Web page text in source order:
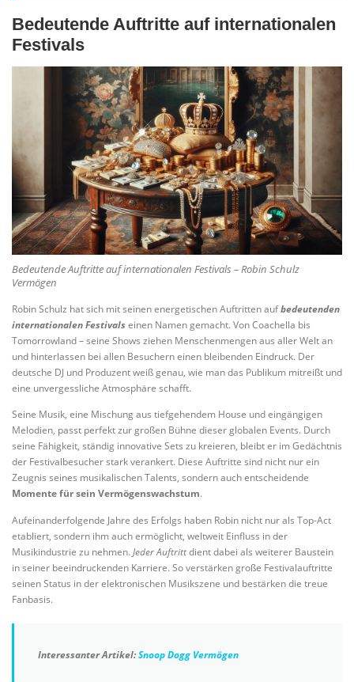
Bedeutende Auftritte auf internationalen
Festivals
Bedeutende Auftritte auf internationalen Festivals – Robin Schulz
Vermögen
Robin Schulz hat sich mit seinen energetischen Auftritten aufbedeutenden
internationalen Festivalseinen Namen gemacht. Von Coachella bis
Tomorrowland – seine Shows ziehen Menschenmengen aus aller Welt an
und hinterlassen bei allen Besuchern einen bleibenden Eindruck. Der
deutsche DJ und Produzent weiß genau, wie man das Publikum mitreißt und
eine unvergessliche Atmosphäre schafft.
Seine Musik, eine Mischung aus tiefgehendem House und eingängigen
Melodien, passt perfekt zur großen Bühne dieser globalen Events. Durch
seine Fähigkeit, ständig innovative Sets zu kreieren, bleibt er im Gedächtnis
der Festivalbesucher stark verankert. Diese Auftritte sind nicht nur ein
Zeugnis seines musikalischen Talents, sondern auch entscheidende
Momente für sein Vermögenswachstum.
Aufeinanderfolgende Jahre des Erfolgs haben Robin nicht nur als Top-Act
etabliert, sondern ihm auch ermöglicht, weltweit Einfluss in der
Musikindustrie zu nehmen. Jeder Auftrittdient dabei als weiterer Baustein
in seiner beeindruckenden Karriere. So verstärken große Festivalauftritte
seinen Status in der elektronischen Musikszene und bestärken die treue
Fanbasis.
Interessanter Artikel:Snoop Dogg Vermögen